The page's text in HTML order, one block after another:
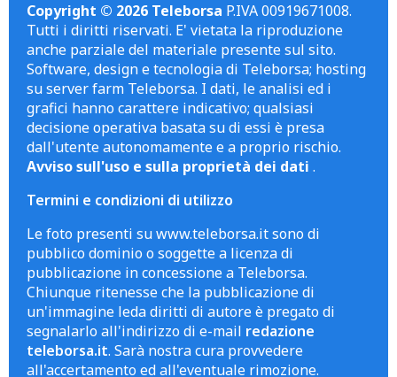
Copyright © 2026 Teleborsa P.IVA 00919671008.
Tutti i diritti riservati. E' vietata la riproduzione
anche parziale del materiale presente sul sito.
Software, design e tecnologia di Teleborsa; hosting
su server farm Teleborsa. I dati, le analisi ed i
grafici hanno carattere indicativo; qualsiasi
decisione operativa basata su di essi è presa
dall'utente autonomamente e a proprio rischio.
Avviso sull'uso e sulla proprietà dei dati .
Termini e condizioni di utilizzo
Le foto presenti su www.teleborsa.it sono di
pubblico dominio o soggette a licenza di
pubblicazione in concessione a Teleborsa.
Chiunque ritenesse che la pubblicazione di
un'immagine leda diritti di autore è pregato di
segnalarlo all'indirizzo di e-mail redazione
teleborsa.it. Sarà nostra cura provvedere
all'accertamento ed all'eventuale rimozione.